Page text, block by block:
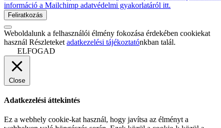
információ a Mailchimp adatvédelmi gyakorlatáról itt.
Weboldalunk a felhasználói élmény fokozása érdekében cookiekat
használ Részleteket adatkezelési tájékoztatónkban talál.
ELFOGAD
Close
Adatkezelési áttekintés
Ez a webhely cookie-kat használ, hogy javítsa az élményt a